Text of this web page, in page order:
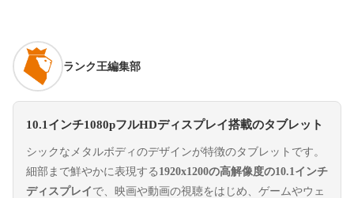
ランク王編集部
10.1インチ1080pフルHDディスプレイ搭載のタブレット
シックなメタルボディのデザインが特徴のタブレットです。
細部まで鮮やかに表現する 1920x1200の高解像度の10.1インチ
ディスプレイ で、映画や動画の視聴をはじめ、ゲームやウェ